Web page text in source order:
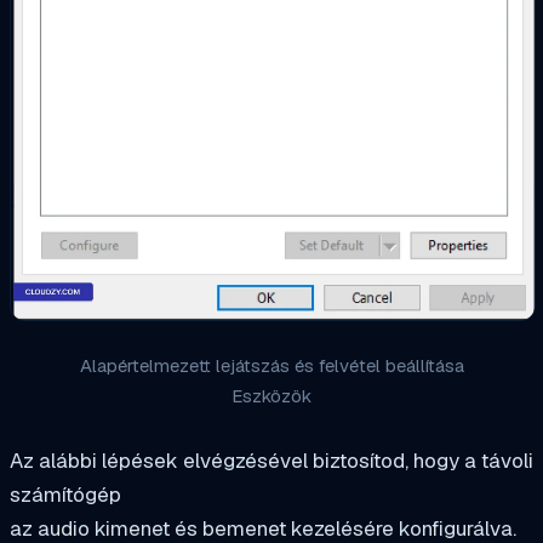
Alapértelmezett lejátszás és felvétel beállítása
Eszközök
Az alábbi lépések elvégzésével biztosítod, hogy a távoli
számítógép
az audio kimenet és bemenet kezelésére konfigurálva.